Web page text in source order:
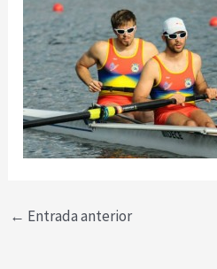
← Entrada anterior